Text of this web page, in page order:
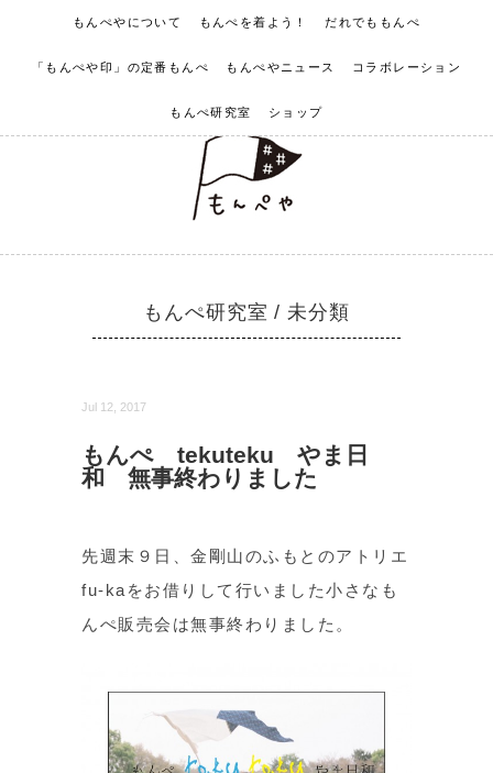
もんぺやについて もんぺを着よう！ だれでももんぺ
「もんぺや印」の定番もんぺ もんぺやニュース コラボレーション
もんぺ研究室 ショップ
もんぺ研究室 /未分類
Jul 12, 2017
もんぺ tekuteku やま日
和 無事終わりました
先週末９日、金剛山のふもとのアトリエ
fu-kaをお借りして行いました小さなも
んぺ販売会は無事終わりました。